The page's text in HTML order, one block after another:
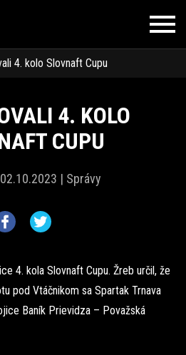
4. kolo Slovnaft Cupu
4. KOLO
CUPU
02.10.2023 | Správy
4. kola Slovnaft Cupu. Žreb určil, že
pod Vtáčnikom sa Spartak Trnava
Baník Prievidza – Považská